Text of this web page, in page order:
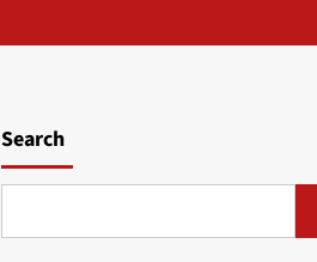
Search